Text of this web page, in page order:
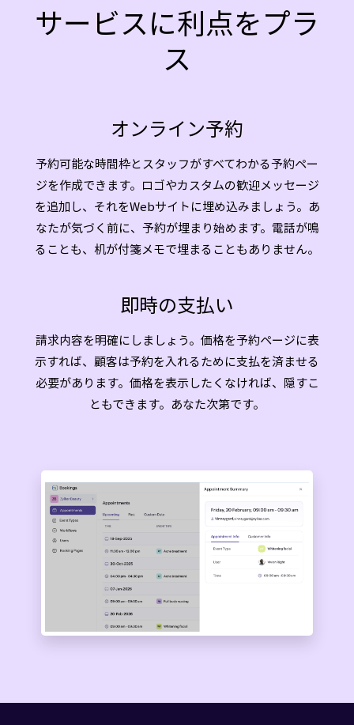
サービスに利点をプラ
ス
オンライン予約
予約可能な時間枠とスタッフがすべてわかる予約ペー
ジを作成できます。ロゴやカスタムの歓迎メッセージ
を追加し、それをWebサイトに埋め込みましょう。あ
なたが気づく前に、予約が埋まり始めます。電話が鳴
ることも、机が付箋メモで埋まることもありません。
即時の支払い
請求内容を明確にしましょう。価格を予約ページに表
示すれば、顧客は予約を入れるために支払を済ませる
必要があります。価格を表示したくなければ、隠すこ
ともできます。あなた次第です。